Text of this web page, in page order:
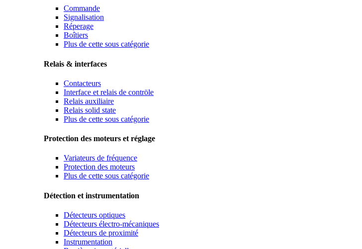
Commande
Signalisation
Réperage
Boîtiers
Plus de cette sous catégorie
Relais & interfaces
Contacteurs
Interface et relais de contröle
Relais auxiliaire
Relais solid state
Plus de cette sous catégorie
Protection des moteurs et réglage
Variateurs de fréquence
Protection des moteurs
Plus de cette sous catégorie
Détection et instrumentation
Détecteurs optiques
Détecteurs électro-mécaniques
Détecteurs de proximité
Instrumentation